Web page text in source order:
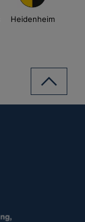
Heidenheim